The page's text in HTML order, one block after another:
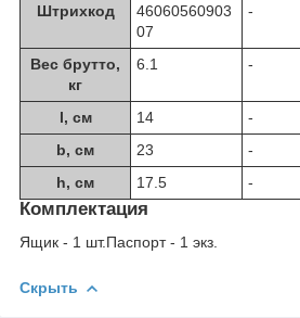
Штрихкод
46060560903
07
-
Вес брутто,
кг
6.1 -
l, см 14 -
b, см
23 -
h, см
17.5 -
Комплектация
Ящик - 1 шт.Паспорт - 1 экз.
Скрыть